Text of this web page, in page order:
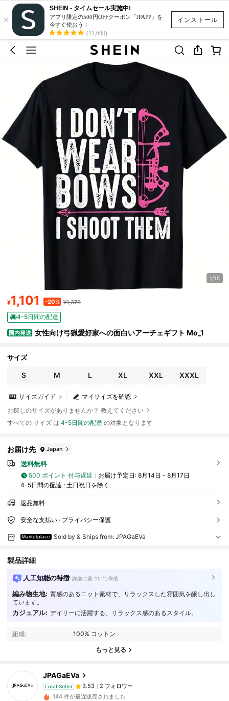
インストール
×
SHEIN - タイムセール実施中!
アプリ限定の500円OFFクーポン「JPAPP」を
今すぐ使おう！
(11,600)
1/15
¥1,101 -20% ¥1,376
4-5日間の配達
国内発送 女性向け弓猟愛好家への面白いアーチェギフト Mo_1
サイズ
S M L XL XXL XXXL
マイサイズを確認
サイズガイド
お探しのサイズがありませんか？ 教えてください
すべての サイズ は4-5日間の配達 の対象となります
お届け先 Japan
送料無料
500 ポイント 付与遅延 お届け予定日: 8月14日 - 8月17日
4-5日間の配達 : 土日祝日を除く
返品無料
安全な支払い · プライバシー保護
Marketplace Sold by & Ships from: JPAGaEVa
製品詳細
人工知能の特徴 詳細に基づいて作成
編み物生地: 質感のあるニット素材で、リラックスした雰囲気を醸し出し
ています。
カジュアル: デイリーに活躍する、リラックス感のあるスタイル。
組成: 100% コットン
もっと見る
JPAGaEVa
Local Seller
2 フォロワー
3.53 2 フォロワー
144 件が最近販売されました